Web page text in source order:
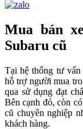
Mua bán
Subaru cũ
Tại hệ thống tư vấn
hỗ trợ người mua
qua sử dụng đạt
Bên cạnh đó, còn
cũ chuyên nghiệp
khách hàng.